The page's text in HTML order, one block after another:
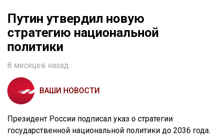
Путин утвердил новую
стратегию национальной
политики
8 месяцев назад
ВАШИ НОВОСТИ
Президент России подписал указ о стратегии
государственной национальной политики до 2036 года.